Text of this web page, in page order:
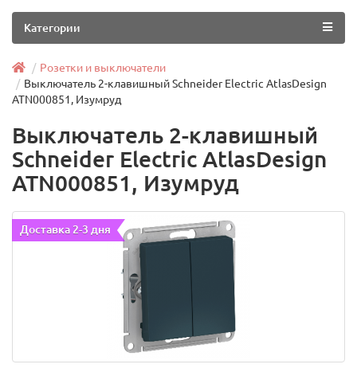
Категории
Розетки и выключатели
Выключатель 2-клавишный Schneider Electric AtlasDesign
ATN000851, Изумруд
Выключатель 2-клавишный
Schneider Electric AtlasDesign
ATN000851, Изумруд
Доставка 2-3 дня